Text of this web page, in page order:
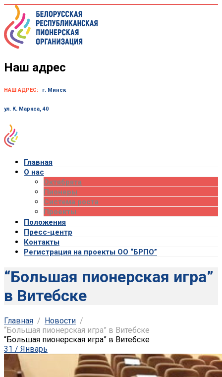
Skip
content
Наш адрес
НАШ АДРЕС: г. Минск
ул. К. Маркса, 40
Главная
О нас
Октябрята
Пионеры
Система роста
Проекты
Положения
Пресс-центр
Контакты
Регистрация на проекты ОО “БРПО”
“Большая пионерская игра”
в Витебске
Главная
Новости
“Большая пионерская игра” в Витебске
“Большая пионерская игра” в Витебске
31 / Январь